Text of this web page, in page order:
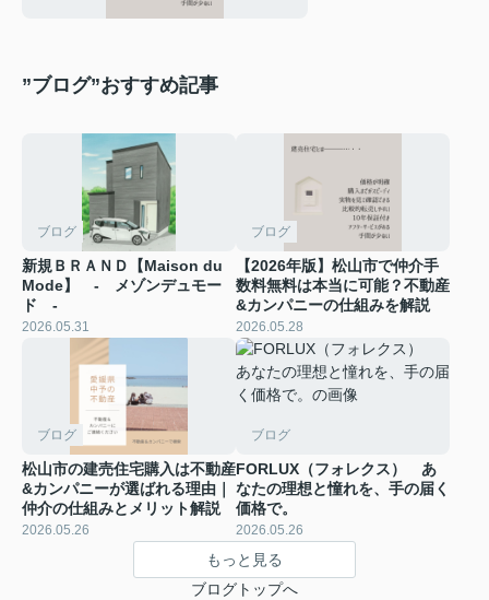
”ブログ”おすすめ記事
ブログ
新規ＢＲＡＮＤ【Maison du
Mode】 - メゾンデュモー
ド -
2026.05.31
ブログ
【2026年版】松山市で仲介手
数料無料は本当に可能？不動産
&カンパニーの仕組みを解説
2026.05.28
ブログ
松山市の建売住宅購入は不動産
&カンパニーが選ばれる理由｜
仲介の仕組みとメリット解説
2026.05.26
ブログ
FORLUX（フォレクス） あ
なたの理想と憧れを、手の届く
価格で。
2026.05.26
もっと見る
ブログトップへ